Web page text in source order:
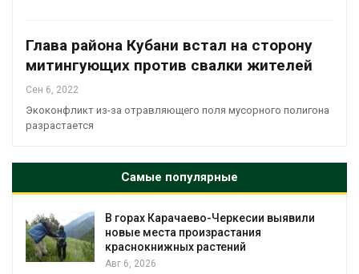
Глава района Кубани встал на сторону
митингующих против свалки жителей
Сен 6, 2022
Экоконфликт из-за отравляющего поля мусорного полигона
разрастается
Самые популярные
В горах Карачаево-Черкесии выявили
новые места произрастания
краснокнижных растений
Авг 6, 2026